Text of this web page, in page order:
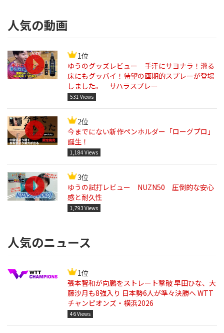
人気の動画
1位
ゆうのグッズレビュー 手汗にサヨナラ！滑る
床にもグッバイ！待望の画期的スプレーが登場
しました。 サハラスプレー
531 Views
2位
今までにない新作ペンホルダー「ローグプロ」
誕生！
1,184 Views
3位
ゆうの試打レビュー NUZN50 圧倒的な安心
感と耐久性
1,793 Views
人気のニュース
1位
張本智和が向鵬をストレート撃破 早田ひな、大
藤沙月も8強入り 日本勢6人が準々決勝へ WTT
チャンピオンズ・横浜2026
46 Views